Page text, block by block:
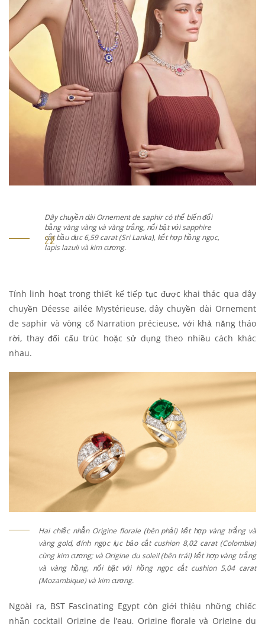
Dây chuyền dài Ornement de saphir có thể biến đổi
bằng vàng vàng và vàng trắng, nổi bật với sapphire
cắt bầu dục 6,59 carat (Sri Lanka), kết hợp hồng ngọc,
lapis lazuli và kim cương.
Tính linh hoạt trong thiết kế tiếp tục được khai thác qua dây
chuyền Déesse ailée Mystérieuse, dây chuyền dài Ornement
de saphir và vòng cổ Narration précieuse, với khả năng tháo
rời, thay đổi cấu trúc hoặc sử dụng theo nhiều cách khác
nhau.
Hai chiếc nhẫn Origine florale (bên phải) kết hợp vàng trắng và
vàng gold, đính ngọc lục bảo cắt cushion 8,02 carat (Colombia)
cùng kim cương; và Origine du soleil (bên trái) kết hợp vàng trắng
và vàng hồng, nổi bật với hồng ngọc cắt cushion 5,04 carat
(Mozambique) và kim cương.
Ngoài ra, BST Fascinating Egypt còn giới thiệu những chiếc
nhẫn cocktail Origine de l’eau, Origine florale và Origine du